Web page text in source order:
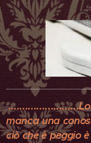
.
manca una
ciò che è peggio